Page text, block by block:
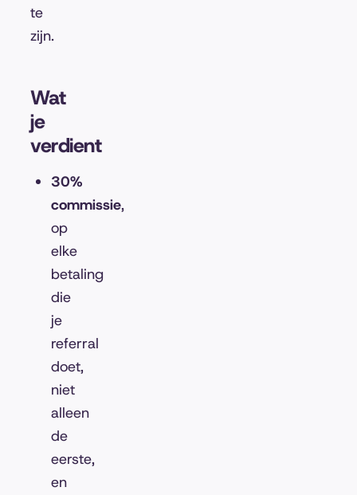
te
zijn.
Wat
je
verdient
30%
commissie,
op
elke
betaling
die
je
referral
doet,
niet
alleen
de
eerste,
en